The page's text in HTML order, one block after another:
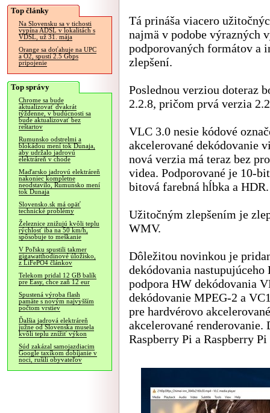
Top články
Na Slovensku sa v tichosti
vypína ADSL v lokalitách s
VDSL, už 31. mája
Orange sa doťahuje na UPC
a O2, spustí 2.5 Gbps
pripojenie
Top správy
Chrome sa bude
aktualizovať dvakrát
týždenne, v budúcnosti sa
bude aktualizovať bez
reštartov
Rumunsko odstrelmi a
blokádou mení tok Dunaja,
aby udržalo jadrovú
elektráreň v chode
Maďarsko jadrovú elektráreň
nakoniec kompletne
neodstavilo, Rumunsko mení
tok Dunaja
Slovensko.sk má opäť
technické problémy
Železnice znižujú kvôli teplu
rýchlosť iba na 50 km/h,
spôsobuje to meškanie
V Poľsku spustili takmer
gigawatthodinové úložisko,
z LiFePO4 článkov
Telekom pridal 12 GB balík
pre Easy, chce zaň 12 eur
Spustená výroba flash
pamäte s novým najvyšším
počtom vrstiev
Ďalšia jadrová elektráreň
južne od Slovenska musela
kvôli teplu znížiť výkon
Súd zakázal samojazdiacim
Google taxíkom dobíjanie v
noci, rušili obyvateľov
Tá prináša viacero
najmä v podobe výrazných
podporovaných formátov a
zlepšení.
Poslednou verziou doteraz
2.2.8, pričom prvá verzia
VLC 3.0 nesie kódové
akcelerované dekódovanie
nová verzia má teraz bez
videa. Podporované je 10-
bitová farebná hĺbka a HDR.
Užitočným zlepšením je
WMV.
Dôležitou novinkou je
dekódovania
podpora HW dekódovania
dekódovanie MPEG-2 a
pre hardvérovo
akcelerované
Raspberry Pi a Raspberry Pi